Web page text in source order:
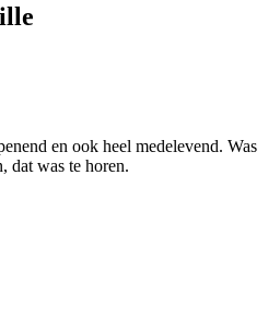
en ook heel medelevend. Was
dat was te horen.